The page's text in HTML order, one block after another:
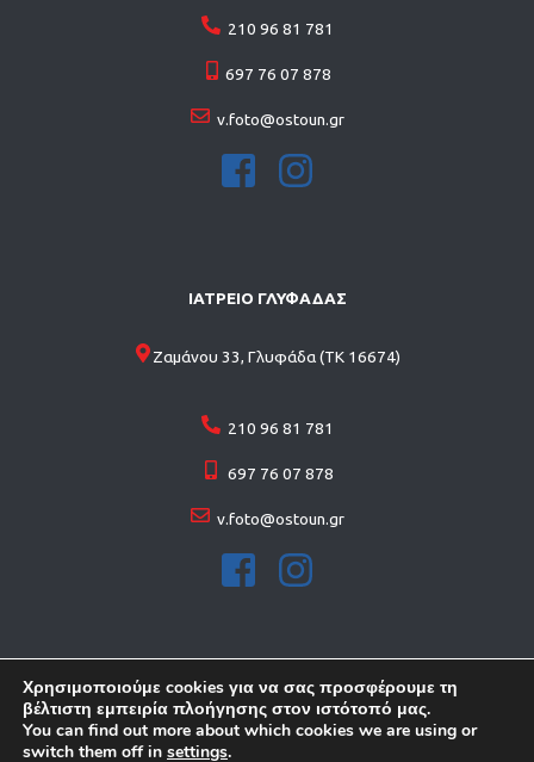
210 96 81 781
697 76 07 878
v.foto@ostoun.gr
ΙΑΤΡΕΙΟ ΓΛΥΦΑΔΑΣ
Ζαμάνου 33, Γλυφάδα (ΤΚ 16674)
210 96 81 781
697 76 07 878
v.foto@ostoun.gr
© 2026 Copyright . All rights reserved
Χρησιμοποιούμε cookies για να σας προσφέρουμε τη
βέλτιστη εμπειρία πλοήγησης στον ιστότοπό μας.
You can find out more about which cookies we are using or
switch them off in settings.